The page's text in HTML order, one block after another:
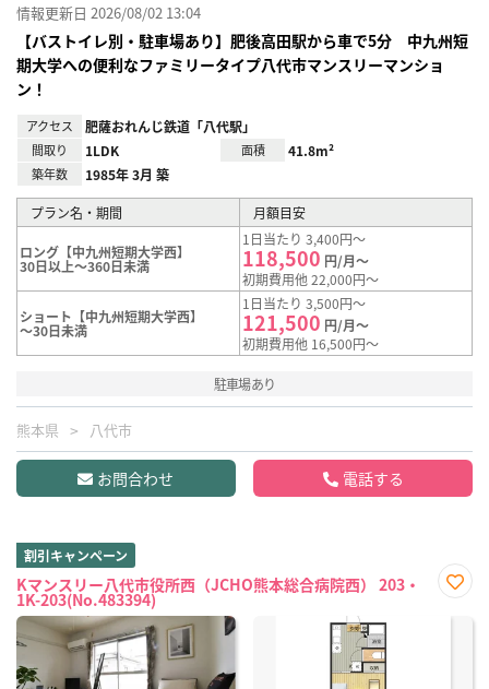
情報更新日 2026/08/02 13:04
【バストイレ別・駐車場あり】肥後高田駅から車で5分 中九州短
期大学への便利なファミリータイプ八代市マンスリーマンショ
ン！
アクセス 肥薩おれんじ鉄道「八代駅」
間取り 1LDK 面積 41.8m²
築年数 1985年 3月 築
プラン名・期間 月額目安
ロング【中九州短期大学西】
30日以上～360日未満
1日当たり 3,400円～
118,500 円/月～
初期費用他 22,000円～
ショート【中九州短期大学西】
～30日未満
1日当たり 3,500円～
121,500 円/月～
初期費用他 16,500円～
駐車場あり
熊本県 八代市
お問合わせ 電話する
割引キャンペーン
Kマンスリー八代市役所西（JCHO熊本総合病院西） 203・
1K-203(No.483394)
に入